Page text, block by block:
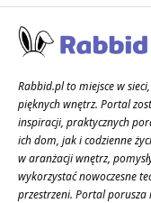
Rabbid.pl to miejsce w
pięknych wnętrz. Portal
inspiracji, praktycznych
ich dom, jak i codzienne
w aranżacji wnętrz,
wykorzystać nowoczesne
przestrzeni. Portal